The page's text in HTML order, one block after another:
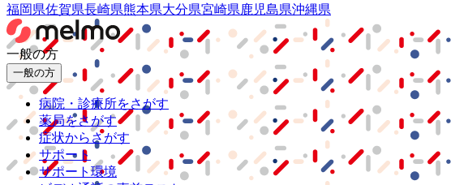
福岡県佐賀県長崎県熊本県大分県宮崎県鹿児島県沖縄県
一般の方
一般の方
病院・診療所をさがす
薬局をさがす
症状からさがす
サポート
サポート環境